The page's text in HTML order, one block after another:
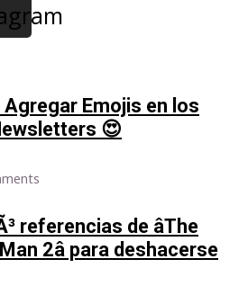
Emojis en los
😍
referencias de âThe
2â para deshacerse